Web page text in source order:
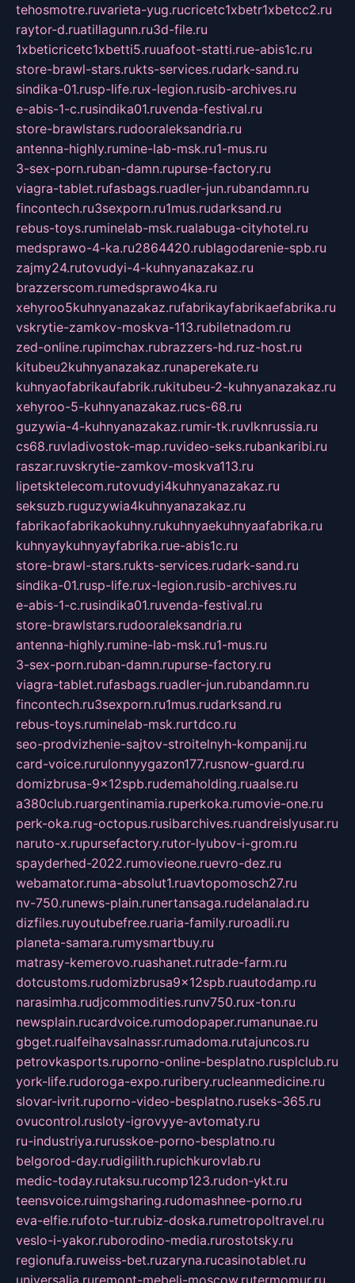
tehosmotre.ruvarieta-yug.rucricetc1xbetr1xbetcc2.ru
raytor-d.ruatillagunn.ru3d-file.ru
1xbeticricetc1xbetti5.ruuafoot-statti.rue-abis1c.ru
store-brawl-stars.rukts-services.rudark-sand.ru
sindika-01.rusp-life.rux-legion.rusib-archives.ru
e-abis-1-c.rusindika01.ruvenda-festival.ru
store-brawlstars.rudooraleksandria.ru
antenna-highly.rumine-lab-msk.ru1-mus.ru
3-sex-porn.ruban-damn.rupurse-factory.ru
viagra-tablet.rufasbags.ruadler-jun.rubandamn.ru
fincontech.ru3sexporn.ru1mus.rudarksand.ru
rebus-toys.ruminelab-msk.rualabuga-cityhotel.ru
medsprawo-4-ka.ru2864420.rublagodarenie-spb.ru
zajmy24.rutovudyi-4-kuhnyanazakaz.ru
brazzerscom.rumedsprawo4ka.ru
xehyroo5kuhnyanazakaz.rufabrikayfabrikaefabrika.ru
vskrytie-zamkov-moskva-113.rubiletnadom.ru
zed-online.rupimchax.rubrazzers-hd.ruz-host.ru
kitubeu2kuhnyanazakaz.runaperekate.ru
kuhnyaofabrikaufabrik.rukitubeu-2-kuhnyanazakaz.ru
xehyroo-5-kuhnyanazakaz.rucs-68.ru
guzywia-4-kuhnyanazakaz.rumir-tk.ruvlknrussia.ru
cs68.ruvladivostok-map.ruvideo-seks.rubankaribi.ru
raszar.ruvskrytie-zamkov-moskva113.ru
lipetsktelecom.rutovudyi4kuhnyanazakaz.ru
seksuzb.ruguzywia4kuhnyanazakaz.ru
fabrikaofabrikaokuhny.rukuhnyaekuhnyaafabrika.ru
kuhnyaykuhnyayfabrika.rue-abis1c.ru
store-brawl-stars.rukts-services.rudark-sand.ru
sindika-01.rusp-life.rux-legion.rusib-archives.ru
e-abis-1-c.rusindika01.ruvenda-festival.ru
store-brawlstars.rudooraleksandria.ru
antenna-highly.rumine-lab-msk.ru1-mus.ru
3-sex-porn.ruban-damn.rupurse-factory.ru
viagra-tablet.rufasbags.ruadler-jun.rubandamn.ru
fincontech.ru3sexporn.ru1mus.rudarksand.ru
rebus-toys.ruminelab-msk.rurtdco.ru
seo-prodvizhenie-sajtov-stroitelnyh-kompanij.ru
card-voice.rurulonnyygazon177.rusnow-guard.ru
domizbrusa-9x12spb.rudemaholding.ruaalse.ru
a380club.ruargentinamia.ruperkoka.rumovie-one.ru
perk-oka.rug-octopus.rusibarchives.ruandreislyusar.ru
naruto-x.rupursefactory.rutor-lyubov-i-grom.ru
spayderhed-2022.rumovieone.ruevro-dez.ru
webamator.ruma-absolut1.ruavtopomosch27.ru
nv-750.runews-plain.runertansaga.rudelanalad.ru
dizfiles.ruyoutubefree.ruaria-family.ruroadli.ru
planeta-samara.rumysmartbuy.ru
matrasy-kemerovo.ruashanet.rutrade-farm.ru
dotcustoms.rudomizbrusa9x12spb.ruautodamp.ru
narasimha.rudjcommodities.runv750.rux-ton.ru
newsplain.rucardvoice.rumodopaper.rumanunae.ru
gbget.rualfeihavsalnassr.rumadoma.rutajuncos.ru
petrovkasports.ruporno-online-besplatno.rusplclub.ru
york-life.rudoroga-expo.ruribery.rucleanmedicine.ru
slovar-ivrit.ruporno-video-besplatno.ruseks-365.ru
ovucontrol.rusloty-igrovyye-avtomaty.ru
ru-industriya.rurusskoe-porno-besplatno.ru
belgorod-day.rudigilith.rupichkurovlab.ru
medic-today.rutaksu.rucomp123.rudon-ykt.ru
teensvoice.ruimgsharing.rudomashnee-porno.ru
eva-elfie.rufoto-tur.rubiz-doska.rumetropoltravel.ru
veslo-i-yakor.ruborodino-media.rurostotsky.ru
regionufa.ruweiss-bet.ruzaryna.rucasinotablet.ru